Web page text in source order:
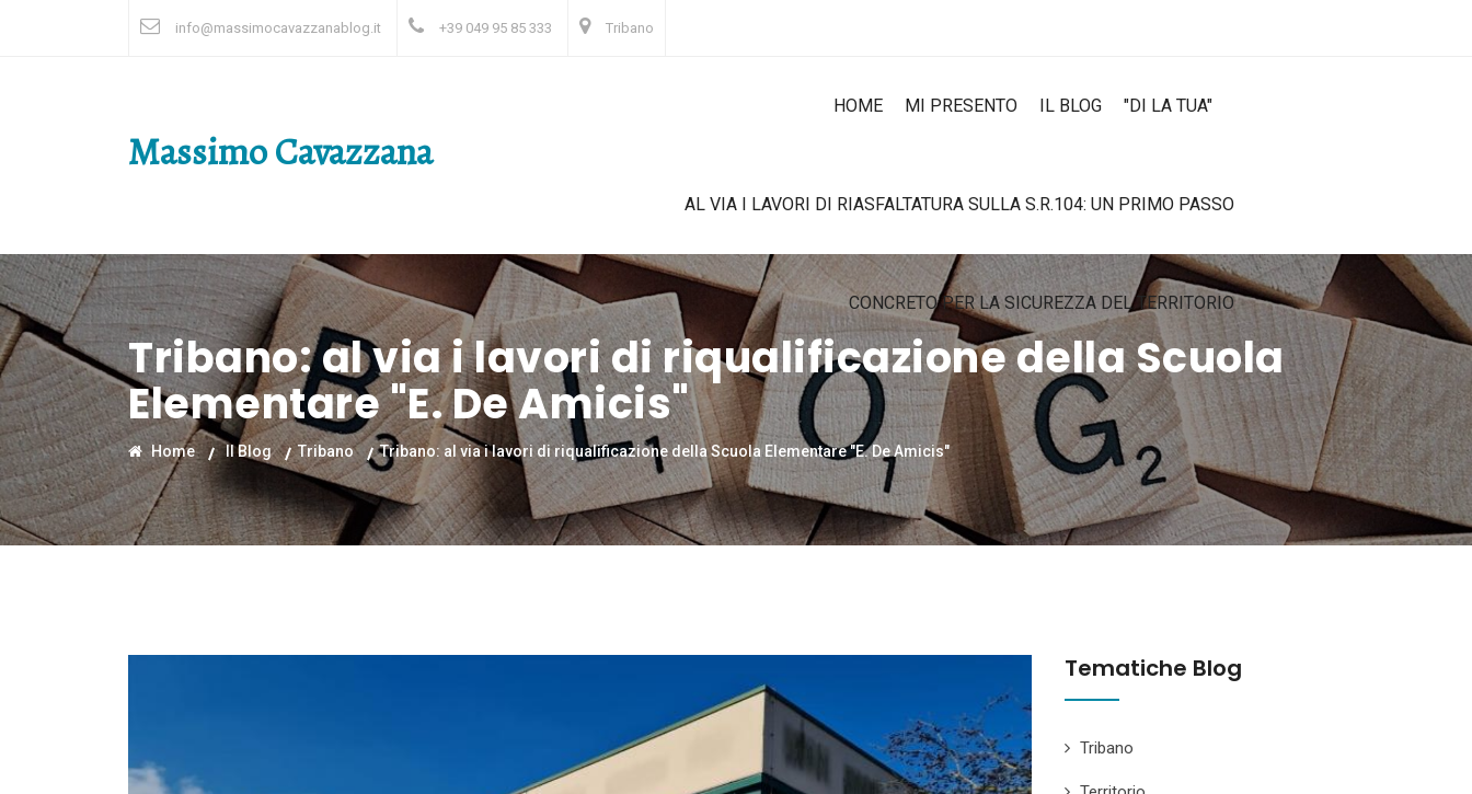
info@massimocavazzanablog.it +39 049 95 85 333 Tribano
Massimo Cavazzana
HOME MI PRESENTO IL BLOG "DI LA TUA"
AL VIA I LAVORI DI RIASFALTATURA SULLA S.R.104: UN PRIMO PASSO
CONCRETO PER LA SICUREZZA DEL TERRITORIO
Tribano: al via i lavori di riqualificazione della Scuola
Elementare "E. De Amicis"
Home Il Blog Tribano Tribano: al via i lavori di riqualificazione della Scuola Elementare "E. De Amicis"
Tematiche Blog
Tribano